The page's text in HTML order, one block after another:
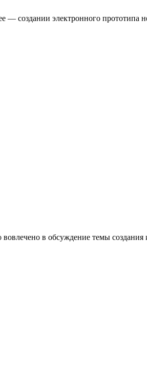
— создании электронного
в обсуждение темы